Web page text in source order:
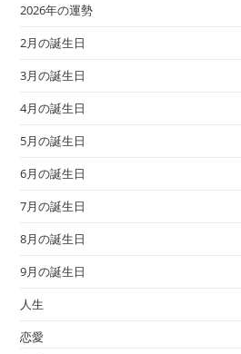
2026年の運勢
2月の誕生日
3月の誕生日
4月の誕生日
5月の誕生日
6月の誕生日
7月の誕生日
8月の誕生日
9月の誕生日
人生
恋愛